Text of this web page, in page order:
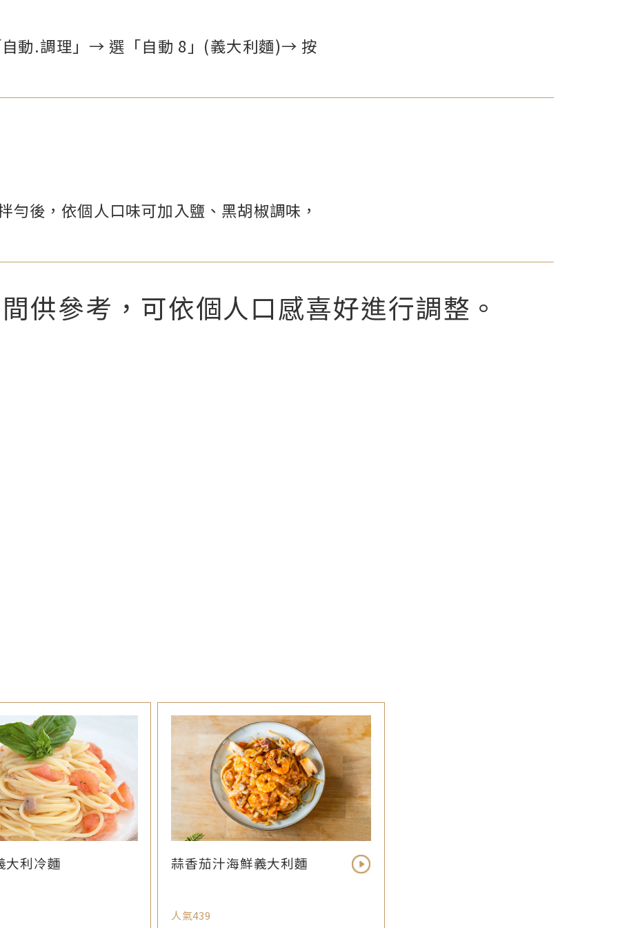
動.調理」→ 選「自動 8」(義大利麵)→ 按
後，依個人口味可加入鹽、黑胡椒調味，
供參考，可依個人口感喜好進行調整。
大利冷麵 蒜香茄汁海鮮義大利麵
人氣439